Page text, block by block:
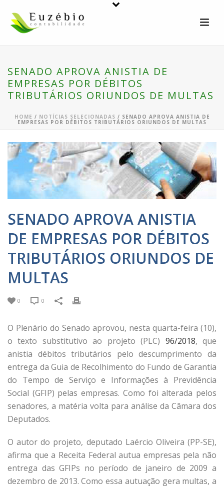
SENADO APROVA ANISTIA DE
EMPRESAS POR DÉBITOS
TRIBUTÁRIOS ORIUNDOS DE MULTAS
HOME / NOTÍCIAS SELECIONADAS / SENADO APROVA ANISTIA DE
EMPRESAS POR DÉBITOS TRIBUTÁRIOS ORIUNDOS DE MULTAS
SENADO APROVA ANISTIA
DE EMPRESAS POR DÉBITOS
TRIBUTÁRIOS ORIUNDOS DE
MULTAS
0 0
O Plenário do Senado aprovou, nesta quarta-feira (10),
o texto substitutivo ao projeto (PLC) 96/2018, que
anistia débitos tributários pelo descumprimento da
entrega da Guia de Recolhimento do Fundo de Garantia
do Tempo de Serviço e Informações à Previdência
Social (GFIP) pelas empresas. Como foi alterada pelos
senadores, a matéria volta para análise da Câmara dos
Deputados.
O autor do projeto, deputado Laércio Oliveira (PP-SE),
afirma que a Receita Federal autua empresas pela não
entrega das GFIPs no período de janeiro de 2009 a
dezembro de 2013. Como essa autuação gera multas, a